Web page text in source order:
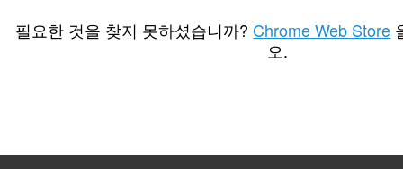
등
급
필요한 것을 찾지 못하셨습니까? Chrome Web Store
오.